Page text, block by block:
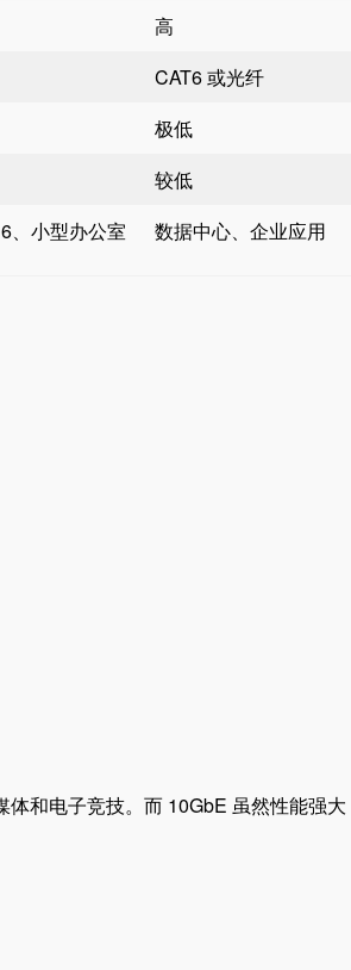
高
CAT6 或光纤
极低
较低
、小型办公室 数据中心、企业应用
和电子竞技。而 10GbE 虽然性能强